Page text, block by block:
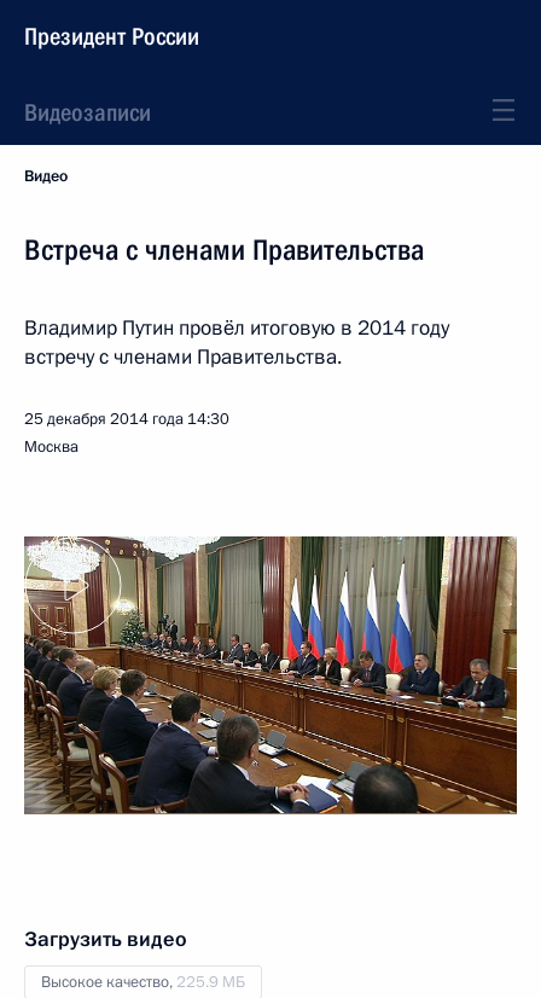
Президент России
Видеозаписи
Видео
Встреча с членами Правительства
Владимир Путин провёл итоговую в 2014 году
встречу с членами Правительства.
25 декабря 2014 года 14:30
Москва
Загрузить видео
Высокое качество, 225.9 МБ